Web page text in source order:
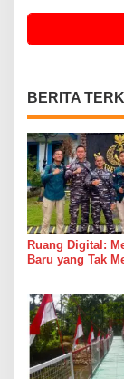
BERITA
Ruang Digital:
Baru yang Tak